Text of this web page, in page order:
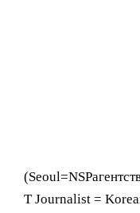
(Seoul=
T Journalist =